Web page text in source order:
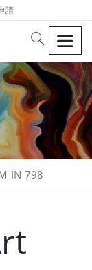
請
search
IN 798